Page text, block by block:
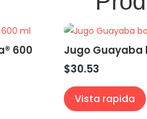
600
Jugo Guayaba
$30.53
Vista rapida